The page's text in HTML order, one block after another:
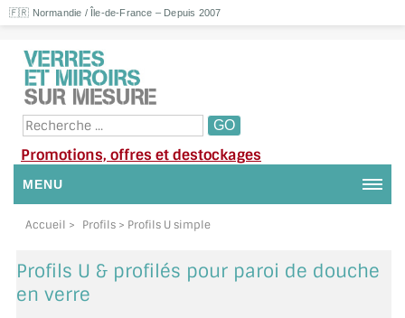
🇫🇷 Normandie / Île-de-France – Depuis 2007
Promotions, offres et destockages
MENU
NOUS CONTACTER
MON COMPTE / SE CONNECTER
DEMANDE DE DEVIS
Accueil > Profils > Profils U simple
Profils U & profilés pour paroi de douche
en verre